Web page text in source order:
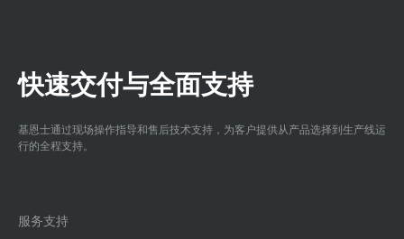
快速交付与全面支持
基恩士通过现场操作指导和售后技术支持，为客户提供从产品选择到生产线运
行的全程支持。
服务支持